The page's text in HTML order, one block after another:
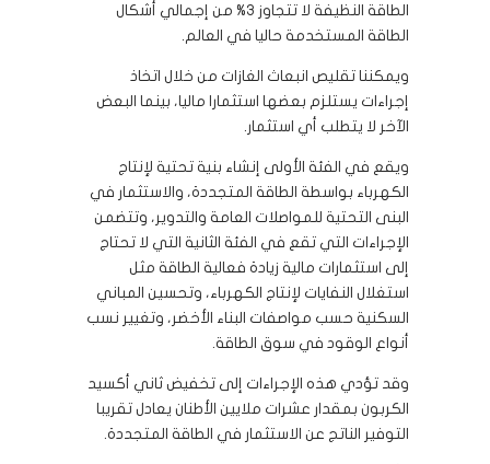
الطاقة النظيفة لا تتجاوز 3% من إجمالي أشكال
الطاقة المستخدمة حاليا في العالم.
ويمكننا تقليص انبعاث الغازات من خلال اتخاذ
إجراءات يستلزم بعضها استثمارا ماليا، بينما البعض
الآخر لا يتطلب أي استثمار.
ويقع في الفئة الأولى إنشاء بنية تحتية لإنتاج
الكهرباء بواسطة الطاقة المتجددة، والاستثمار في
البنى التحتية للمواصلات العامة والتدوير، وتتضمن
الإجراءات التي تقع في الفئة الثانية التي لا تحتاج
إلى استثمارات مالية زيادة فعالية الطاقة مثل
استغلال النفايات لإنتاج الكهرباء، وتحسين المباني
السكنية حسب مواصفات البناء الأخضر، وتغيير نسب
أنواع الوقود في سوق الطاقة.
وقد تؤدي هذه الإجراءات إلى تخفيض ثاني أكسيد
الكربون بمقدار عشرات ملايين الأطنان يعادل تقريبا
التوفير الناتج عن الاستثمار في الطاقة المتجددة.